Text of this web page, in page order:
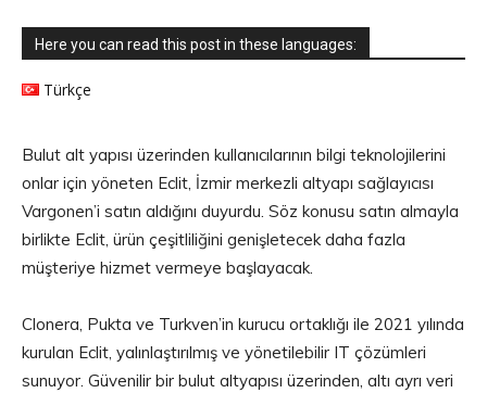
Here you can read this post in these languages:
Türkçe
Bulut alt yapısı üzerinden kullanıcılarının bilgi teknolojilerini
onlar için yöneten Eclit, İzmir merkezli altyapı sağlayıcısı
Vargonen’i satın aldığını duyurdu. Söz konusu satın almayla
birlikte Eclit, ürün çeşitliliğini genişletecek daha fazla
müşteriye hizmet vermeye başlayacak.
Clonera, Pukta ve Turkven’in kurucu ortaklığı ile 2021 yılında
kurulan Eclit, yalınlaştırılmış ve yönetilebilir IT çözümleri
sunuyor. Güvenilir bir bulut altyapısı üzerinden, altı ayrı veri